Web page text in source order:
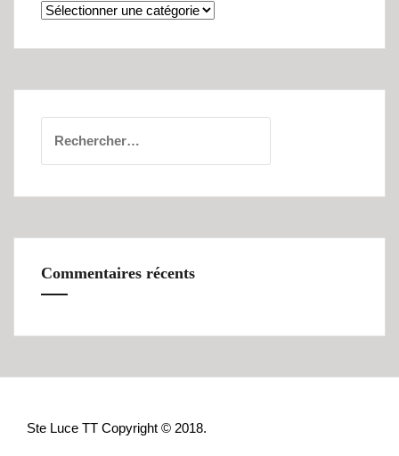
Catégories
Commentaires récents
Ste Luce TT Copyright © 2018.